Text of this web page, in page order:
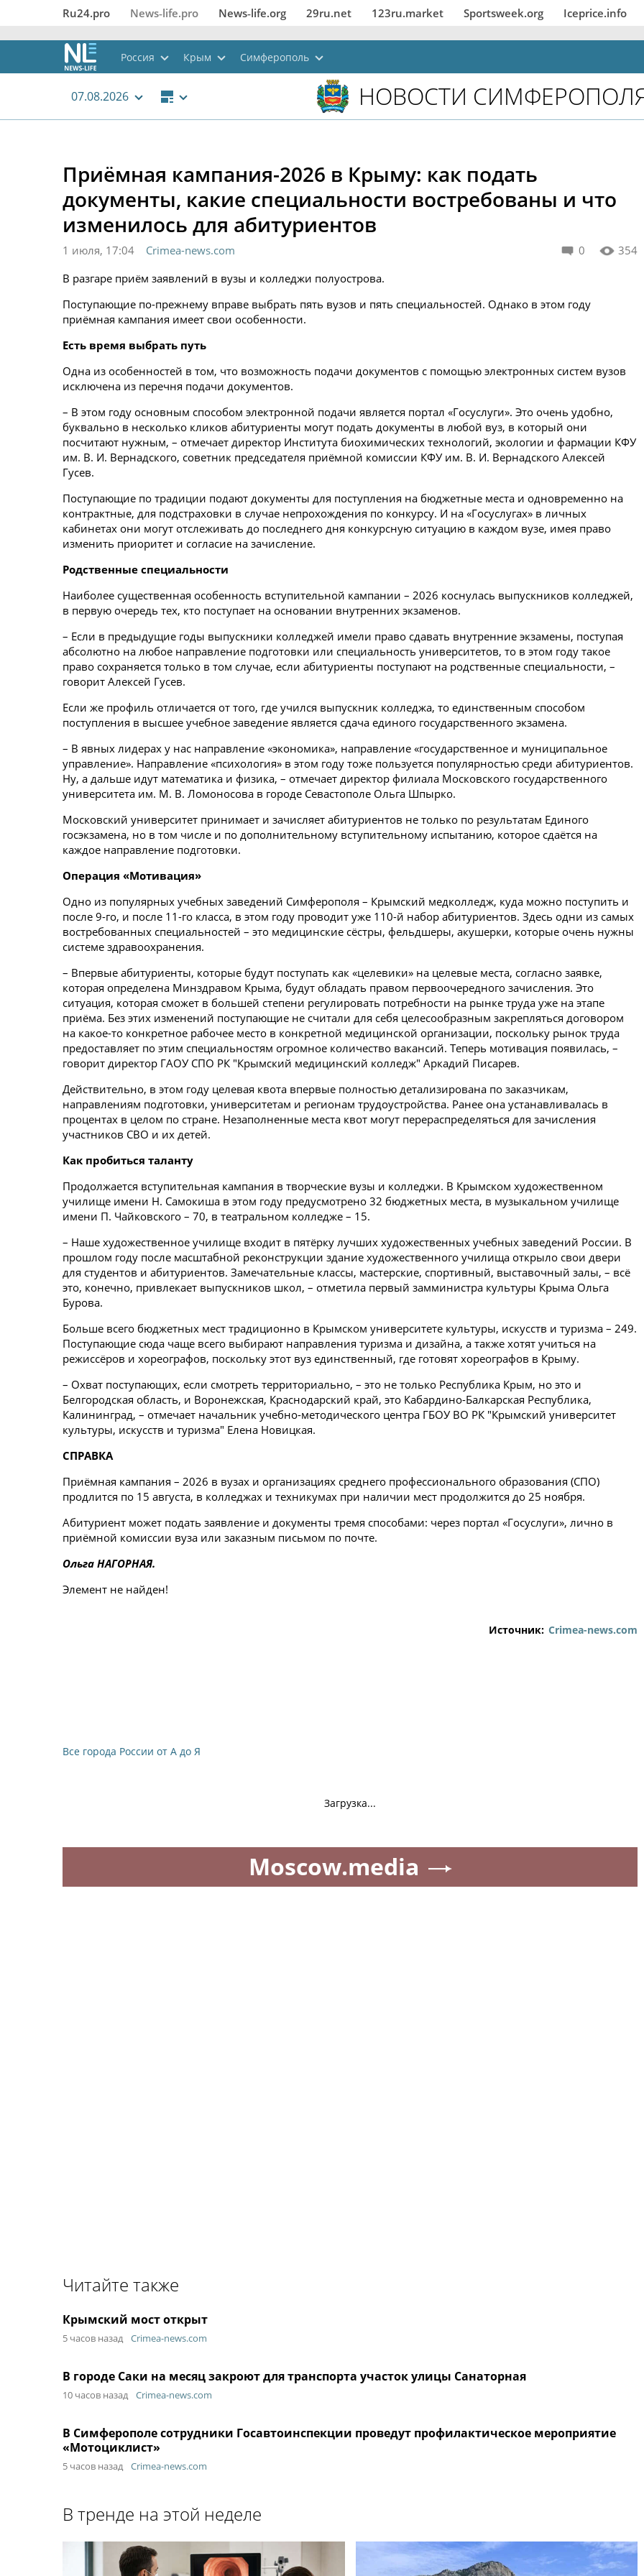
Ru24.pro News‑life.pro News‑life.org 29ru.net 123ru.market Sportsweek.org Iceprice.info
Россия Крым Симферополь
07.08.2026 НОВОСТИ
Приёмная кампания-2026 в Крыму: как подать
документы, какие специальности востребованы и что
изменилось для абитуриентов
0 354
1 июля, 17:04
Crimea-news.com
В разгаре приём заявлений в вузы и колледжи полуострова.
Поступающие по-прежнему вправе выбрать пять вузов и пять специальностей. Однако в этом году
приёмная кампания имеет свои особенности.
Есть время выбрать путь
Одна из особенностей в том, что возможность подачи документов с помощью электронных систем вузов
исключена из перечня подачи документов.
– В этом году основным способом электронной подачи является портал «Госуслуги». Это очень удобно,
буквально в несколько кликов абитуриенты могут подать документы в любой вуз, в который они
посчитают нужным, – отмечает директор Института биохимических технологий, экологии и фармации КФУ
им. В. И. Вернадского, советник председателя приёмной комиссии КФУ им. В. И. Вернадского Алексей
Гусев.
Поступающие по традиции подают документы для поступления на бюджетные места и одновременно на
контрактные, для подстраховки в случае непрохождения по конкурсу. И на «Госуслугах» в личных
кабинетах они могут отслеживать до последнего дня конкурсную ситуацию в каждом вузе, имея право
изменить приоритет и согласие на зачисление.
Родственные специальности
Наиболее существенная особенность вступительной кампании – 2026 коснулась выпускников колледжей,
в первую очередь тех, кто поступает на основании внутренних экзаменов.
– Если в предыдущие годы выпускники колледжей имели право сдавать внутренние экзамены, поступая
абсолютно на любое направление подготовки или специальность университетов, то в этом году такое
право сохраняется только в том случае, если абитуриенты поступают на родственные специальности, –
говорит Алексей Гусев.
Если же профиль отличается от того, где учился выпускник колледжа, то единственным способом
поступления в высшее учебное заведение является сдача единого государственного экзамена.
– В явных лидерах у нас направление «экономика», направление «государственное и муниципальное
управление». Направление «психология» в этом году тоже пользуется популярностью среди абитуриентов.
Ну, а дальше идут математика и физика, – отмечает директор филиала Московского государственного
университета им. М. В. Ломоносова в городе Севастополе Ольга Шпырко.
Московский университет принимает и зачисляет абитуриентов не только по результатам Единого
госэкзамена, но в том числе и по дополнительному вступительному испытанию, которое сдаётся на
каждое направление подготовки.
Операция «Мотивация»
Одно из популярных учебных заведений Симферополя – Крымский медколледж, куда можно поступить и
после 9-го, и после 11-го класса, в этом году проводит уже 110-й набор абитуриентов. Здесь одни из самых
востребованных специальностей – это медицинские сёстры, фельдшеры, акушерки, которые очень нужны
системе здравоохранения.
– Впервые абитуриенты, которые будут поступать как «целевики» на целевые места, согласно заявке,
которая определена Минздравом Крыма, будут обладать правом первоочередного зачисления. Это
ситуация, которая сможет в большей степени регулировать потребности на рынке труда уже на этапе
приёма. Без этих изменений поступающие не считали для себя целесообразным закрепляться договором
на какое-то конкретное рабочее место в конкретной медицинской организации, поскольку рынок труда
предоставляет по этим специальностям огромное количество вакансий. Теперь мотивация появилась, –
говорит директор ГАОУ СПО РК "Крымский медицинский колледж" Аркадий Писарев.
Действительно, в этом году целевая квота впервые полностью детализирована по заказчикам,
направлениям подготовки, университетам и регионам трудоустройства. Ранее она устанавливалась в
процентах в целом по стране. Незаполненные места квот могут перераспределяться для зачисления
участников СВО и их детей.
Как пробиться таланту
Продолжается вступительная кампания в творческие вузы и колледжи. В Крымском художественном
училище имени Н. Самокиша в этом году предусмотрено 32 бюджетных места, в музыкальном училище
имени П. Чайковского – 70, в театральном колледже – 15.
– Наше художественное училище входит в пятёрку лучших художественных учебных заведений России. В
прошлом году после масштабной реконструкции здание художественного училища открыло свои двери
для студентов и абитуриентов. Замечательные классы, мастерские, спортивный, выставочный залы, – всё
это, конечно, привлекает выпускников школ, – отметила первый замминистра культуры Крыма Ольга
Бурова.
Больше всего бюджетных мест традиционно в Крымском университете культуры, искусств и туризма – 249.
Поступающие сюда чаще всего выбирают направления туризма и дизайна, а также хотят учиться на
режиссёров и хореографов, поскольку этот вуз единственный, где готовят хореографов в Крыму.
– Охват поступающих, если смотреть территориально, – это не только Республика Крым, но это и
Белгородская область, и Воронежская, Краснодарский край, это Кабардино-Балкарская Республика,
Калининград, – отмечает начальник учебно-методического центра ГБОУ ВО РК "Крымский университет
культуры, искусств и туризма" Елена Новицкая.
СПРАВКА
Приёмная кампания – 2026 в вузах и организациях среднего профессионального образования (СПО)
продлится по 15 августа, в колледжах и техникумах при наличии мест продолжится до 25 ноября.
Абитуриент может подать заявление и документы тремя способами: через портал «Госуслуги», лично в
приёмной комиссии вуза или заказным письмом по почте.
Ольга НАГОРНАЯ.
Элемент не найден!
Источник: Crimea-news.com
Все города России от А до Я
Загрузка...
Moscow.media
Читайте также
Крымский мост открыт
5 часов назад Crimea-news.com
В городе Саки на месяц закроют для транспорта участок улицы Санаторная
10 часов назад Crimea-news.com
В Симферополе сотрудники Госавтоинспекции проведут профилактическое мероприятие
«Мотоциклист»
5 часов назад Crimea-news.com
В тренде на этой неделе